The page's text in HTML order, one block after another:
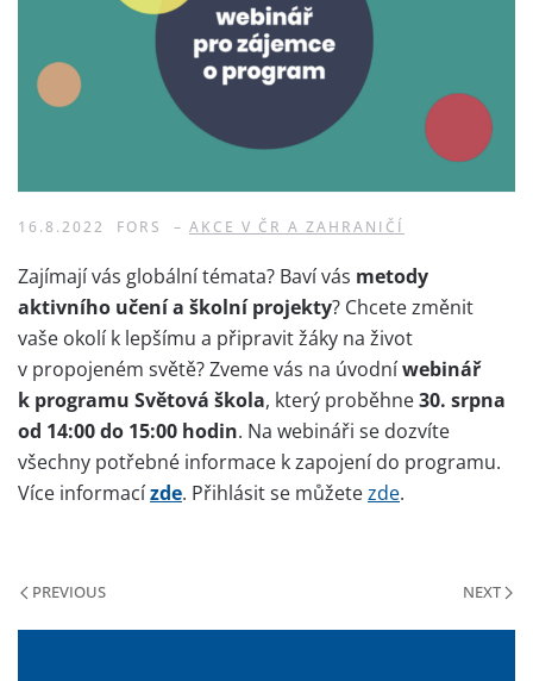
16.8.2022 FORS – AKCE V ČR A ZAHRANIČÍ
Zajímají vás globální témata? Baví vás metody
aktivního učení a školní projekty? Chcete změnit
vaše okolí k lepšímu a připravit žáky na život
v propojeném světě?Zveme vás na úvodníwebinář
k programu Světová škola, který proběhne30. srpna
od 14:00 do 15:00 hodin. Na webináři se dozvíte
všechny potřebné informace k zapojení do programu.
Více informacízde. Přihlásit se můžetezde.
PREVIOUS NEXT